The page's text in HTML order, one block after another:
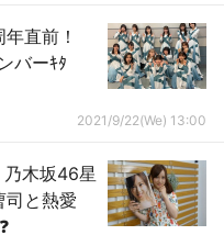
直前！
バーｷﾀ
2021/9/22(We) 13:00
乃木坂46星
司と熱愛